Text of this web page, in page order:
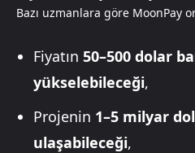
Bazı uzmanlara göre MoonPay
Fiyatın 50–500 dolar
yükselebileceği,
Projenin 1–5 milyar
ulaşabileceği,